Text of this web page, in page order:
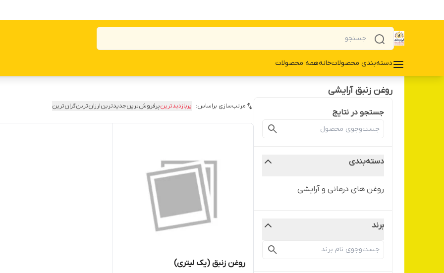
دسته‌بندی محصولاتخانههمه محصولات
روغن زنبق آرایشی
جستجو در نتایج
دسته‌بندی
روغن های درمانی و آرایشی
برند
مرتب‌سازی براساس: پربازدیدترینپرفروش‌ترینجدیدترینارزان‌ترینگران‌ترین
روغن زنبق (یک لیتری)